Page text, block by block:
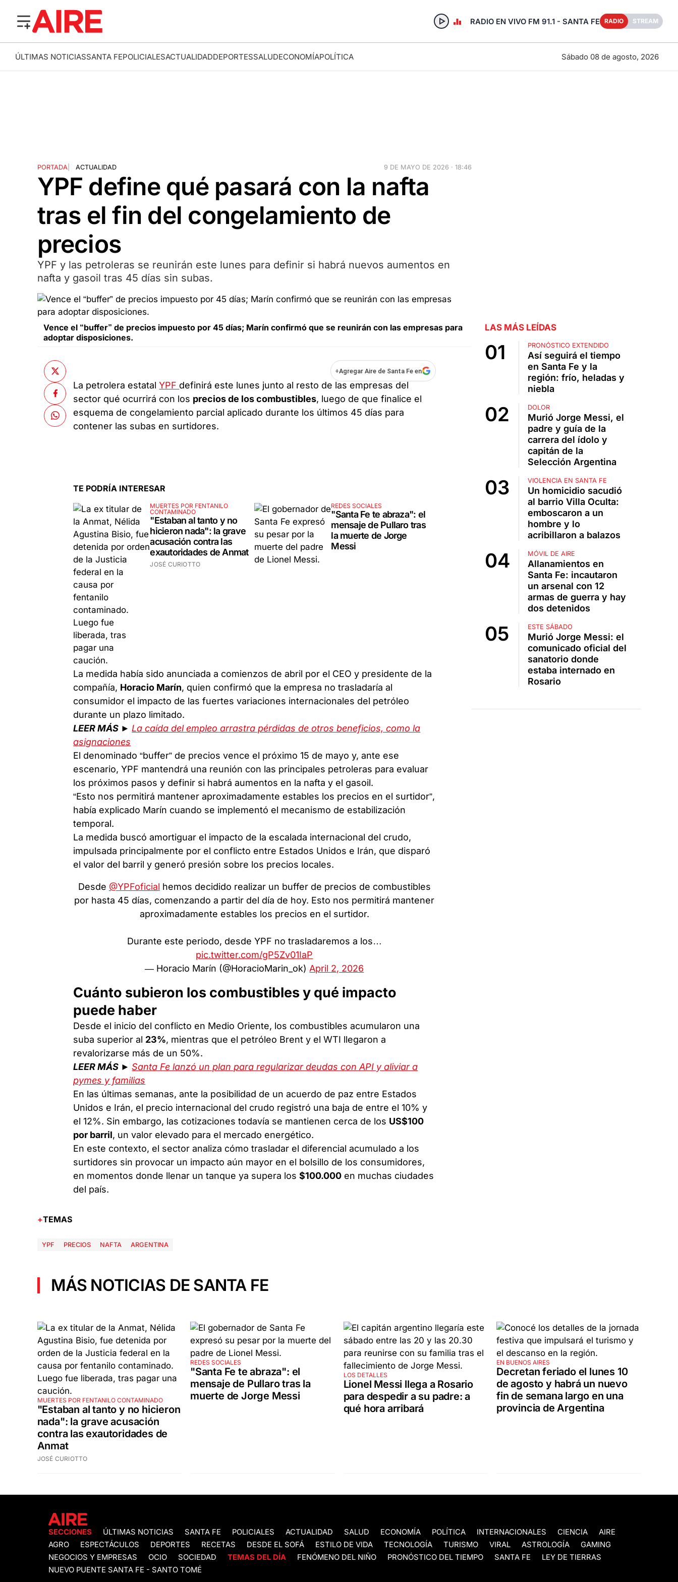
RADIO EN VIVO FM 91.1 - SANTA FE RADIO STREAM
ÚLTIMAS NOTICIASSANTA FEPOLICIALESACTUALIDADDEPORTESSALUDECONOMÍAPOLÍTICA Sábado 08 de agosto, 2026
PORTADA| ACTUALIDAD 9 DE MAYO DE 2026 · 18:46
YPF define qué pasará con la nafta
tras el fin del congelamiento de
precios
YPF y las petroleras se reunirán este lunes para definir si habrá nuevos aumentos en
nafta y gasoil tras 45 días sin subas.
Vence el “buffer” de precios impuesto por 45 días; Marín confirmó que se reunirán con las empresas para
adoptar disposiciones.
+Agregar Aire de Santa Fe en
La petrolera estatalYPF definirá este lunes junto al resto de las empresas del
sector qué ocurrirá con los precios de los combustibles, luego de que finalice el
esquema de congelamiento parcial aplicado durante los últimos 45 días para
contener las subas en surtidores.
TE PODRÍA INTERESAR
MUERTES POR FENTANILO
CONTAMINADO
"Estaban al tanto y no
hicieron nada": la grave
acusación contra las
exautoridades de Anmat
JOSÉ CURIOTTO
REDES SOCIALES
"Santa Fe te abraza": el
mensaje de Pullaro tras
la muerte de Jorge
Messi
La medida había sido anunciada a comienzos de abril por el CEO y presidente de la
compañía, Horacio Marín, quien confirmó que la empresa no trasladaría al
consumidor el impacto de las fuertes variaciones internacionales del petróleo
durante un plazo limitado.
LEER MÁS ►La caída del empleo arrastra pérdidas de otros beneficios, como la
asignaciones
El denominado “buffer” de precios vence el próximo 15 de mayo y, ante ese
escenario, YPF mantendrá una reunión con las principales petroleras para evaluar
los próximos pasos y definir si habrá aumentos en la nafta y el gasoil.
“Esto nos permitirá mantener aproximadamente estables los precios en el surtidor”,
había explicado Marín cuando se implementó el mecanismo de estabilización
temporal.
La medida buscó amortiguar el impacto de la escalada internacional del crudo,
impulsada principalmente por el conflicto entre Estados Unidos e Irán, que disparó
el valor del barril y generó presión sobre los precios locales.
Desde @YPFoficial hemos decidido realizar un buffer de precios de combustibles
por hasta 45 días, comenzando a partir del día de hoy. Esto nos permitirá mantener
aproximadamente estables los precios en el surtidor.
Durante este periodo, desde YPF no trasladaremos a los…
pic.twitter.com/gP5Zv01IaP
— Horacio Marín (@HoracioMarin_ok)April 2, 2026
Cuánto subieron los combustibles y qué impacto
puede haber
Desde el inicio del conflicto en Medio Oriente, los combustibles acumularon una
suba superior al 23%, mientras que el petróleo Brent y el WTI llegaron a
revalorizarse más de un 50%.
LEER MÁS ►Santa Fe lanzó un plan para regularizar deudas con API y aliviar a
pymes y familias
En las últimas semanas, ante la posibilidad de un acuerdo de paz entre Estados
Unidos e Irán, el precio internacional del crudo registró una baja de entre el 10% y
el 12%. Sin embargo, las cotizaciones todavía se mantienen cerca de los US$100
por barril, un valor elevado para el mercado energético.
En este contexto, el sector analiza cómo trasladar el diferencial acumulado a los
surtidores sin provocar un impacto aún mayor en el bolsillo de los consumidores,
en momentos donde llenar un tanque ya supera los$100.000 en muchas ciudades
del país.
LAS MÁS LEÍDAS
PRONÓSTICO EXTENDIDO
Así seguirá el tiempo
en Santa Fe y la
región: frío, heladas y
niebla
DOLOR
Murió Jorge Messi, el
padre y guía de la
carrera del ídolo y
capitán de la
Selección Argentina
VIOLENCIA EN SANTA FE
Un homicidio sacudió
al barrio Villa Oculta:
emboscaron a un
hombre y lo
acribillaron a balazos
MÓVIL DE AIRE
Allanamientos en
Santa Fe: incautaron
un arsenal con 12
armas de guerra y hay
dos detenidos
ESTE SÁBADO
Murió Jorge Messi: el
comunicado oficial del
sanatorio donde
estaba internado en
Rosario
TEMAS
YPF PRECIOS NAFTA ARGENTINA
MÁS NOTICIAS DE SANTA FE
MUERTES POR FENTANILO CONTAMINADO
"Estaban al tanto y no hicieron
nada": la grave acusación
contra las exautoridades de
Anmat
JOSÉ CURIOTTO
REDES SOCIALES
"Santa Fe te abraza": el
mensaje de Pullaro tras la
muerte de Jorge Messi
LOS DETALLES
Lionel Messi llega a Rosario
para despedir a su padre: a
qué hora arribará
EN BUENOS AIRES
Decretan feriado el lunes 10
de agosto y habrá un nuevo
fin de semana largo en una
provincia de Argentina
SECCIONES ÚLTIMAS NOTICIAS SANTA FE POLICIALES ACTUALIDAD SALUD ECONOMÍA POLÍTICA INTERNACIONALES CIENCIA
AIRE
AGRO
ESPECTÁCULOS DEPORTES RECETAS DESDE EL SOFÁ ESTILO DE VIDA TECNOLOGÍA TURISMO VIRAL ASTROLOGÍA
GAMING
NEGOCIOS Y EMPRESAS
OCIO SOCIEDAD TEMAS DEL DÍA FENÓMENO DEL NIÑO PRONÓSTICO DEL TIEMPO SANTA FE
LEY DE TIERRAS
NUEVO PUENTE SANTA FE - SANTO TOMÉ